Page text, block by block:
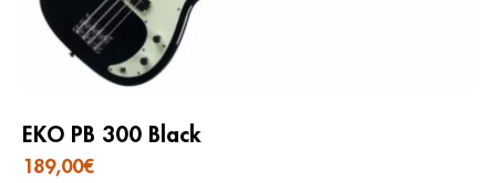
EKO PB 300 Black
189,00€